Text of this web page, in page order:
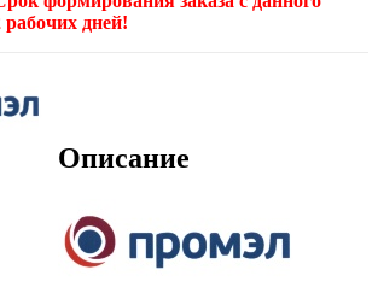
рабочих дней!
Описание